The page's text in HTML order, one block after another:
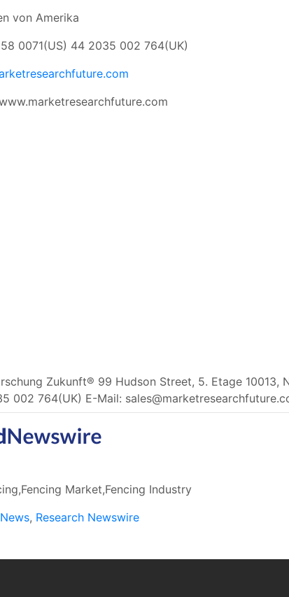
von Amerika
0071(US) 44 2035 002 764(UK)
Zukunft® 99 Hudson Street, 5. Etage
002 764(UK) E-Mail:
Market,Fencing Industry
News, Research Newswire